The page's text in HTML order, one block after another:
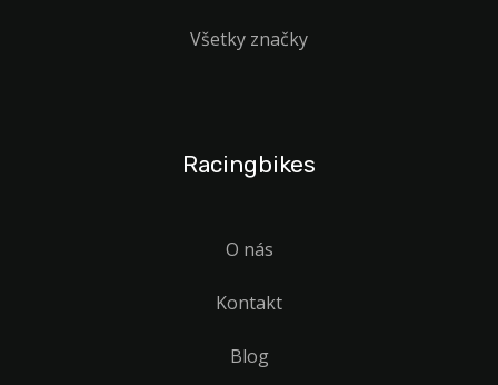
Všetky značky
Racingbikes
O nás
Kontakt
Blog